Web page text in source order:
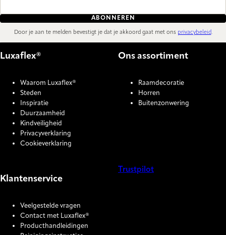
ABONNEREN
Door je aan te melden bevestigt je dat je akkoord gaat met ons privacybeleid.
Luxaflex®
Waarom Luxaflex®
Steden
Inspiratie
Duurzaamheid
Kindveiligheid
Privacyverklaring
Cookieverklaring
Ons assortiment
Raamdecoratie
Horren
Buitenzonwering
Klantenservice
Veelgestelde vragen
Contact met Luxaflex®
Producthandleidingen
Trustpilot